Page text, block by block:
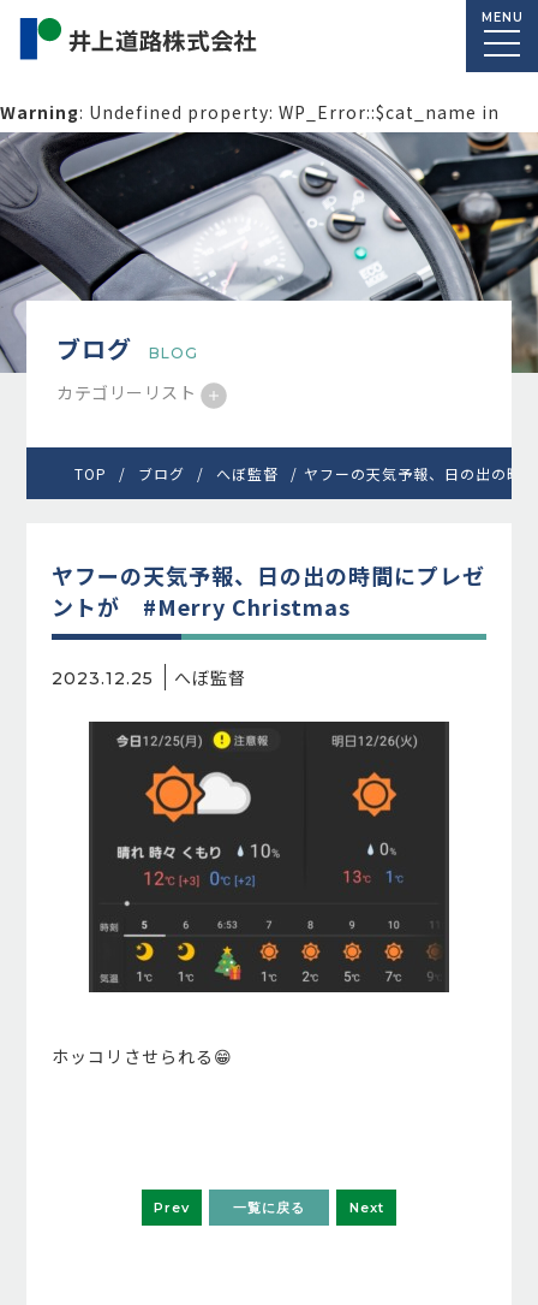
MENU
Warning: Undefined property: WP_Error::$cat_name in
/home/macolab2/inouedoro.co.jp/public_html/wp-
content/themes/inourdoro_theme_2024/single.phpon
line14
ブログ BLOG
カテゴリーリスト
TOP ブログ へぼ監督 ヤフーの天気予報、日の出の
ヤフーの天気予報、日の出の時間にプレゼ
ントが #Merry Christmas
2023.12.25 へぼ監督
ホッコリさせられる😁
Prev 一覧に戻る Next